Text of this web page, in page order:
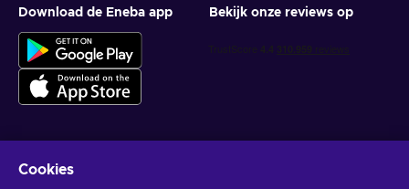
Download de Eneba app Bekijk onze reviews op
Krijg gepersonaliseerde gameaanbiedingen
Cookies